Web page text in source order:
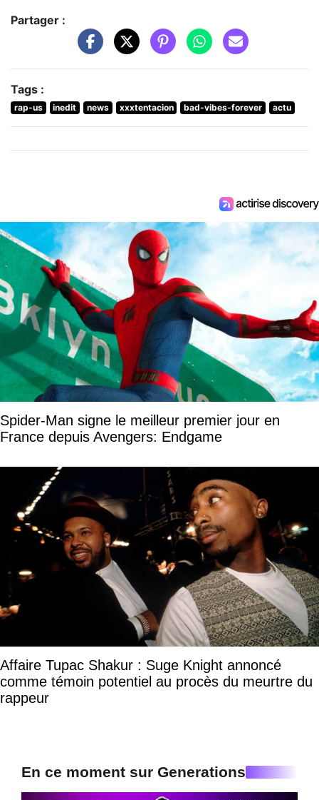
Partager :
Tags :
rap-us inedit news xxxtentacion bad-vibes-forever actu
Spider-Man signe le meilleur premier jour en
France depuis Avengers: Endgame
Affaire Tupac Shakur : Suge Knight annoncé
comme témoin potentiel au procès du meurtre du
rappeur
En ce moment sur Generations